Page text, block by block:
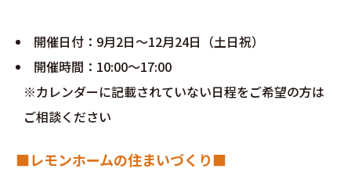
∟レモンホームの取り組み
∟スタッフ紹介
開催日付：9月2日～12月24日（土日祝）
開催時間：10:00～17:00
※カレンダーに記載されていない日程をご希望の方は
ご相談ください
■レモンホームの住まいづくり■